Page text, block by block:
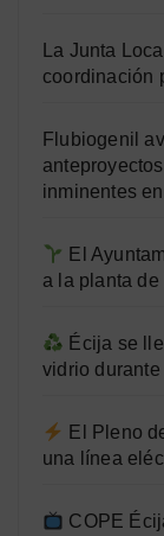
La Junta
coordinación
Flubiogenil
inminentes
El
a la planta
Écija se
vidrio
El Pleno
una línea
COPE